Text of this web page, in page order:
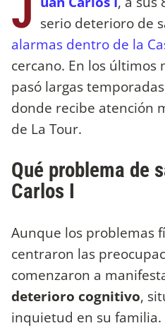
J serio deterioro de
alarmas dentro de la
cercano. En los últimos
pasó largas
donde recibe atención
de La Tour.
Qué problema de
Carlos I
Aunque los problemas
centraron las
comenzaron a
deterioro cognitivo,
inquietud en su familia.